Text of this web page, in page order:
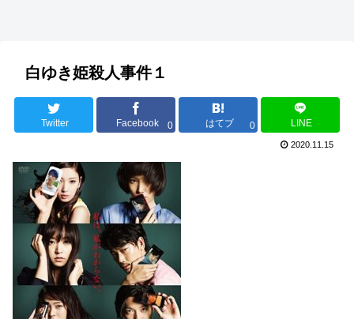
白ゆき姫殺人事件１
Twitter Facebook 0 はてブ 0 LINE
2020.11.15